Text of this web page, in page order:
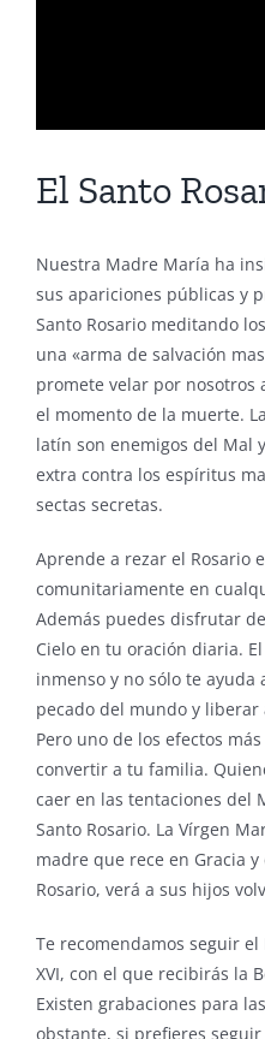
El Santo
Nuestra Madre María ha
sus apariciones públicas y
Santo Rosario meditando
una «arma de salvación
promete velar por nosotros
el momento de la muerte.
latín son enemigos del Mal
extra contra los espíritus
sectas secretas.
Aprende a rezar el Rosario
comunitariamente en
Además puedes disfrutar
Cielo en tu oración diaria.
inmenso y no sólo te ayuda
pecado del mundo y liberar
Pero uno de los efectos
convertir a tu familia.
caer en las tentaciones del
Santo Rosario. La Vírgen
madre que rece en Gracia
Rosario, verá a sus hijos
Te recomendamos seguir
XVI, con el que recibirás la
Existen grabaciones para
obstante, si prefieres